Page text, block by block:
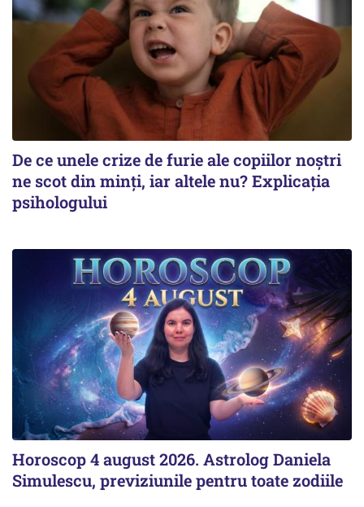
De ce unele crize de furie ale copiilor noștri
ne scot din minți, iar altele nu? Explicația
psihologului
Horoscop 4 august 2026. Astrolog Daniela
Simulescu, previziunile pentru toate zodiile